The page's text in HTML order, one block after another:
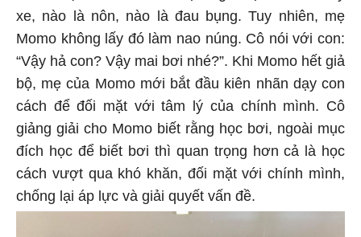
xe, nào là nôn, nào là đau bụng. Tuy nhiên, mẹ
Momo không lấy đó làm nao núng. Cô nói với con:
“Vậy hả con? Vậy mai bơi nhé?”. Khi Momo hết giả
bộ, mẹ của Momo mới bắt đầu kiên nhãn dạy con
cách để đối mặt với tâm lý của chính mình. Cô
giảng giải cho Momo biết rằng học bơi, ngoài mục
đích học để biết bơi thì quan trọng hơn cả là học
cách vượt qua khó khăn, đối mặt với chính mình,
chống lại áp lực và giải quyết vấn đề.